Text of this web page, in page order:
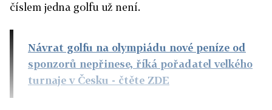
číslem jedna golfu už není.
Návrat golfu na olympiádu nové peníze od
sponzorů nepřinese, říká pořadatel velkého
turnaje v Česku - čtěte ZDE